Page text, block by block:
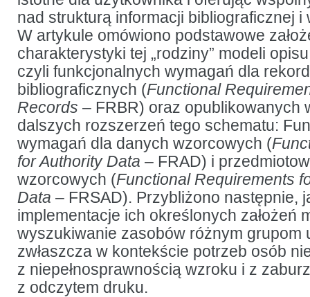
nad strukturą informacji bibliograficznej i
W artykule omówiono podstawowe
charakterystyki tej „rodziny” modeli
czyli funkcjonalnych wymagań dla
bibliograficznych (Functional
Records – FRBR) oraz opublikowanych
dalszych rozszerzeń tego schematu:
wymagań dla danych wzorcowych (
for Authority Data – FRAD) i
wzorcowych (Functional Requirements
Data – FRSAD). Przybliżono następnie,
implementacje ich określonych założeń
wyszukiwanie zasobów różnym grupom
zwłaszcza w kontekście potrzeb osób
z niepełnosprawnością wzroku i z
z odczytem druku.